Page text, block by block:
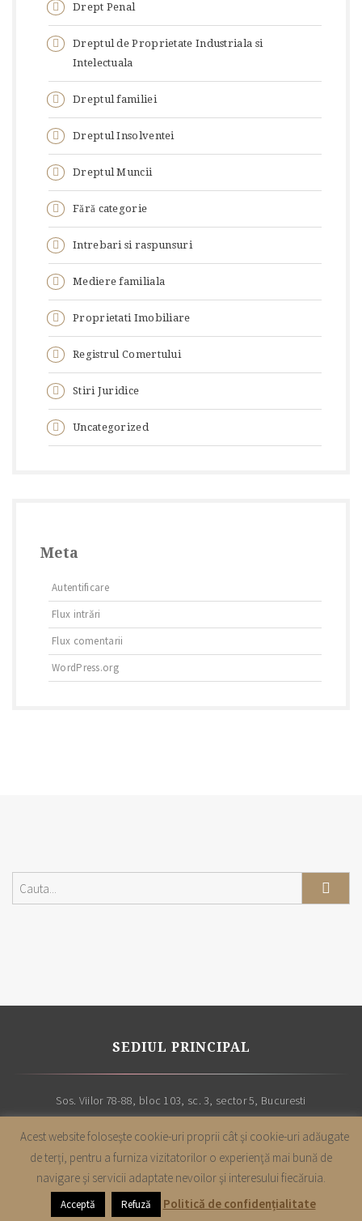
Drept Penal
Dreptul de Proprietate Industriala si
Intelectuala
Dreptul familiei
Dreptul Insolventei
Dreptul Muncii
Fără categorie
Intrebari si raspunsuri
Mediere familiala
Proprietati Imobiliare
Registrul Comertului
Stiri Juridice
Uncategorized
Meta
Autentificare
Flux intrări
Flux comentarii
WordPress.org
SEDIUL PRINCIPAL
Sos. Viilor 78-88, bloc 103, sc. 3, sector 5, Bucuresti
Copyright |Cabinet avocatura Leon & Asociatii| Toate drepturile sunt
rezervate | 2019
Acest website foloseşte cookie-uri proprii cât şi cookie-uri adăugate
de terţi, pentru a furniza vizitatorilor o experienţă mai bună de
navigare şi servicii adaptate nevoilor şi interesului fiecăruia.
Acceptă Refuză Politică de confidențialitate